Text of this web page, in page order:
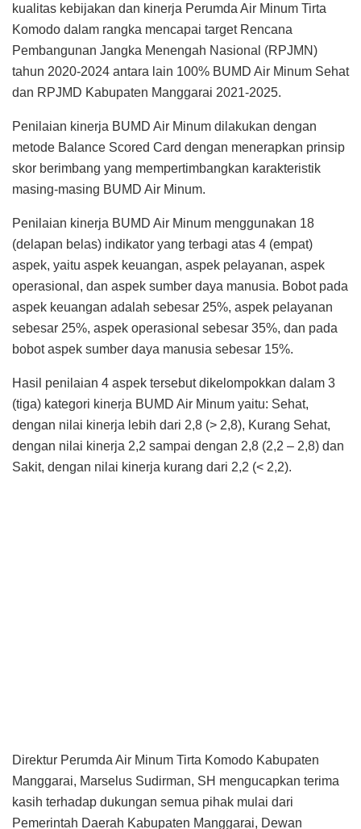
metode Balance Scored Card dengan menerapkan prinsip
skor berimbang yang mempertimbangkan karakteristik
masing-masing BUMD Air Minum.
Penilaian kinerja BUMD Air Minum menggunakan 18
aspek, yaitu aspek keuangan, aspek pelayanan, aspek
operasional, dan aspek sumber daya manusia. Bobot pada
aspek keuangan adalah sebesar 25%, aspek pelayanan
sebesar 25%, aspek operasional sebesar 35%, dan pada
bobot aspek sumber daya manusia sebesar 15%.
Hasil penilaian 4 aspek tersebut dikelompokkan dalam 3
(tiga) kategori kinerja BUMD Air Minum yaitu: Sehat,
dengan nilai kinerja lebih dari 2,8 (> 2,8), Kurang Sehat,
dengan nilai kinerja 2,2 sampai dengan 2,8 (2,2 – 2,8) dan
Sakit, dengan nilai kinerja kurang dari 2,2 (< 2,2).
Manggarai, Marselus Sudirman, SH mengucapkan terima
kasih terhadap dukungan semua pihak mulai dari
Pemerintah Daerah Kabupaten Manggarai, Dewan
Pengawas, DPRD dan terlebih khusus kepada segenap
karyawan perumda atas capaian kinerja kesehatan
dipimpin oleh satu direktur dan membawahi empat kepala
bagian yakni: satuan pengawasan internal (SPI), bagian
tehnik, bagian pelayanan pelanggan dan bagian
administrasi keuangan dengan jumlah pegawai tetap